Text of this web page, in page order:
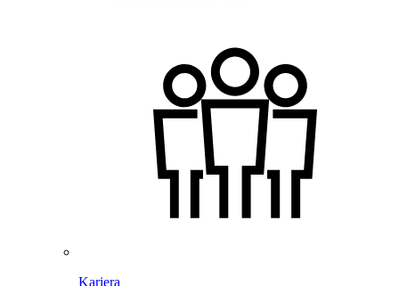
Kariera